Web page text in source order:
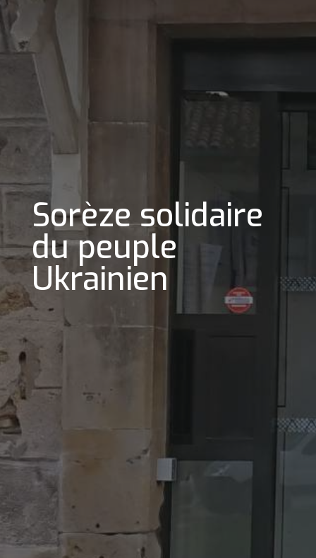
Sorèze solidaire
du peuple
Ukrainien